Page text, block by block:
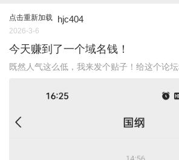
点击重新加载 hjc404
2026-3-6
今天赚到了一个域名钱！
既然人气这么低，我来发个贴子！给这个论坛